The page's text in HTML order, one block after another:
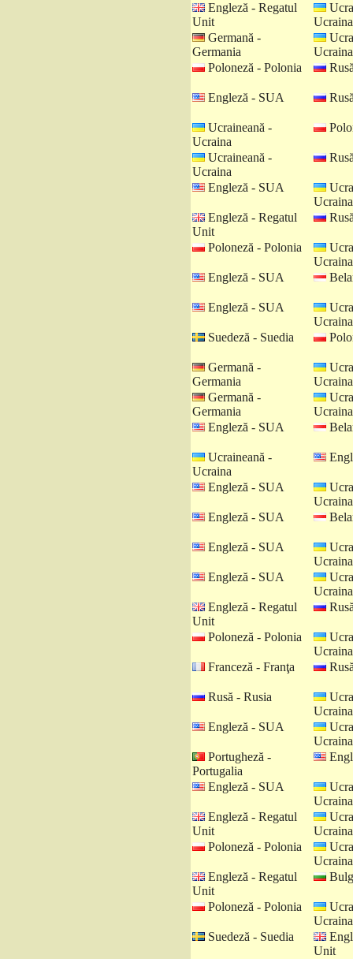
Engleză - Regatul
Unit
Ucraina
Germană -
Germania
Ucraina
Poloneză - Polonia
Engleză - SUA
Ucraineană -
Ucraina
Ucraineană -
Ucraina
Engleză - SUA
Ucraina
Engleză - Regatul
Unit
Poloneză - Polonia
Ucraina
Engleză - SUA
Engleză - SUA
Ucraina
Suedeză - Suedia
Germană -
Germania
Ucraina
Germană -
Germania
Ucraina
Engleză - SUA
Ucraineană -
Ucraina
Engleză - SUA
Ucraina
Engleză - SUA
Engleză - SUA
Ucraina
Engleză - SUA
Ucraina
Engleză - Regatul
Unit
Poloneză - Polonia
Ucraina
Franceză - Franţa
Rusă - Rusia
Ucraina
Engleză - SUA
Ucraina
Portugheză -
Portugalia
Engleză - SUA
Ucraina
Engleză - Regatul
Unit
Ucraina
Poloneză - Polonia
Ucraina
Engleză - Regatul
Unit
Poloneză - Polonia
Ucraina
Suedeză - Suedia
Unit